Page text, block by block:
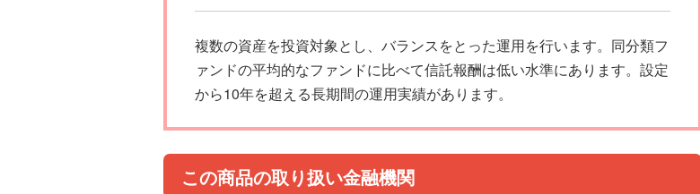
複数の資産を投資対象とし、バランスをとった運用を行います。同分類フ
ァンドの平均的なファンドに比べて信託報酬は低い水準にあります。設定
から10年を超える長期間の運用実績があります。
この商品の取り扱い金融機関